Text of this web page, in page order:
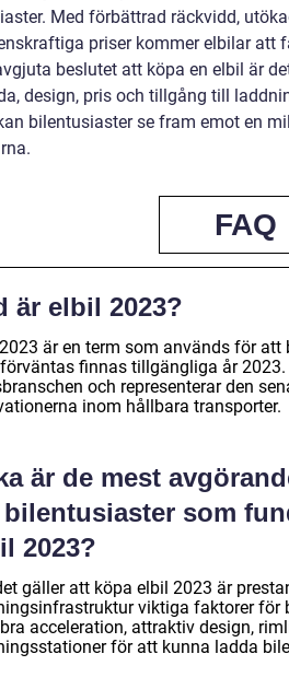
Med förbättrad räckvidd,
priser kommer elbilar att
beslutet att köpa en elbil är
design, pris och tillgång till
bilentusiaster se fram emot en
FAQ
är elbil 2023?
är en term som används för
finnas tillgängliga år
och representerar den
inom hållbara transporter.
är de mest
som
2023?
gäller att köpa elbil 2023 är
viktiga faktorer för
acceleration, attraktiv design,
för att kunna ladda